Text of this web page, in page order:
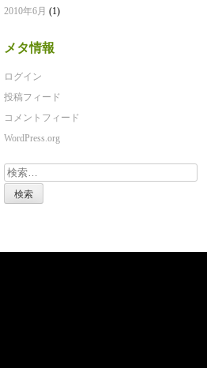
2010年6月 (1)
メタ情報
ログイン
投稿フィード
コメントフィード
WordPress.org
検
索: